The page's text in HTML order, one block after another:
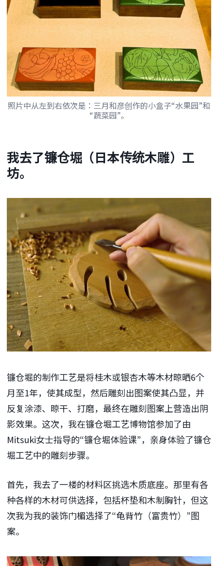
照片中从左到右依次是：三月和彦创作的小盒子“水果园”和
“蔬菜园”。
我去了镰仓堀（日本传统木雕）工
坊。
镰仓堀的制作工艺是将桂木或银杏木等木材晾晒6个
月至1年，使其成型，然后雕刻出图案使其凸显，并
反复涂漆、晾干、打磨，最终在雕刻图案上营造出阴
影效果。这次，我在镰仓堀工艺博物馆参加了由
Mitsuki女士指导的“镰仓堀体验课”，亲身体验了镰仓
堀工艺中的雕刻步骤。
首先，我去了一楼的材料区挑选木质底座。那里有各
种各样的木材可供选择，包括杯垫和木制胸针，但这
次我为我的装饰门楣选择了“龟背竹（富贵竹）”图
案。